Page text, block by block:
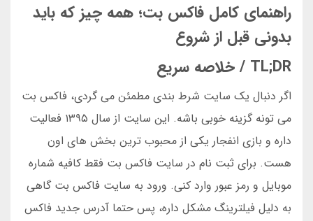
راهنمای کامل فاکس بت؛ همه چیز که باید
بدونی قبل از شروع
TL;DR / خلاصه سریع
اگر دنبال یک سایت شرط بندی مطمئن می گردی، فاکس بت
می تونه گزینه خوبی باشه. این سایت از سال ۱۳۹۵ فعالیت
داره و بازی انفجار یکی از محبوب ترین بخش های اون
هست. برای ثبت نام در سایت فاکس بت فقط کافیه شماره
موبایل و رمز عبور وارد کنی. ورود به سایت فاکس بت گاهی
به دلیل فیلترینگ مشکل داره، پس حتما آدرس جدید فاکس